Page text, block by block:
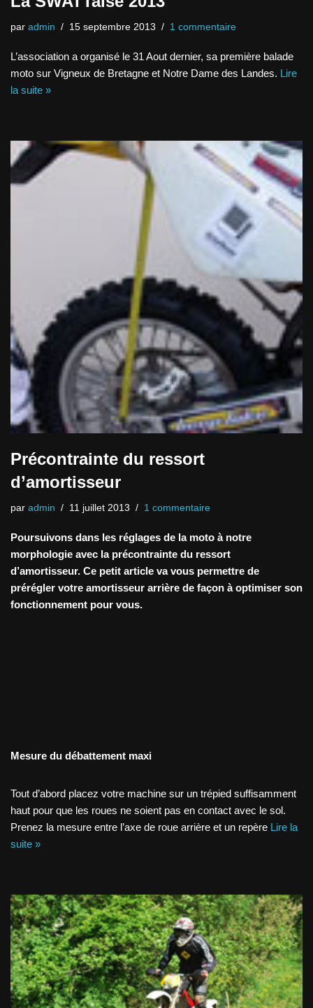
par admin 15 septembre 2013 1 commentaire
L’association a organisé le 31 Aout dernier, sa première balade
moto sur Vigneux de Bretagne et Notre Dame des Landes. Lire
la suite »
Précontrainte du ressort
d’amortisseur
par admin 11 juillet 2013 1 commentaire
Poursuivons dans les réglages de la moto à notre
morphologie avec la précontrainte du ressort
d’amortisseur. Ce petit article va vous permettre de
prérégler votre amortisseur arrière de façon à optimiser son
fonctionnement pour vous.
Mesure du débattement maxi
Tout d’abord placez votre machine sur un trépied suffisamment
haut pour que les roues ne soient pas en contact avec le sol.
Prenez la mesure entre l’axe de roue arrière et un repère Lire la
suite »